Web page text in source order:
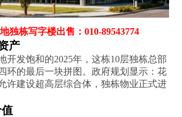
独栋写字楼出售：010-89543774
产‌
开发饱和的2025年，这栋10层独栋总部
环的‌最后一块拼图‌。政府规划显示：花
许建设超高层综合体，独栋物业正式进